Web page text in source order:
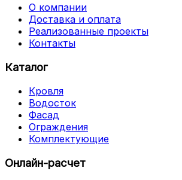
О компании
Доставка и оплата
Реализованные проекты
Контакты
Каталог
Кровля
Водосток
Фасад
Ограждения
Комплектующие
Онлайн-расчет